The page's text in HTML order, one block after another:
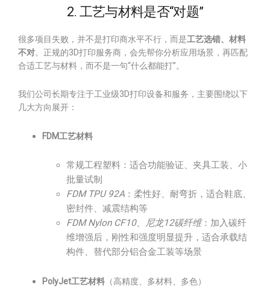
2. 工艺与材料是否“对题”
很多项目失败，并不是打印商水平不行，而是工艺选错、材料
不对。正规的3D打印服务商，会先帮你分析应用场景，再匹配
合适工艺与材料，而不是一句“什么都能打”。
我们公司长期专注于工业级3D打印设备和服务，主要围绕以下
几大方向展开：
FDM工艺材料
常规工程塑料：适合功能验证、夹具工装、小
批量试制
FDM TPU 92A ：柔性好、耐弯折，适合鞋底、
密封件、减震结构等
FDM Nylon CF10、 尼龙12碳纤维：加入碳纤
维增强后，刚性和强度明显提升，适合承载结
构件、替代部分铝合金工装等场景
PolyJet工艺材料 （高精度、多材料、多色）